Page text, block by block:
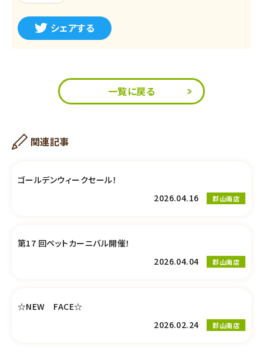
シェアする
一覧に戻る
関連記事
ゴールデンウィークセール！
2026.04.16
郡山南店
第17 回ペットカーニバル開催！
2026.04.04
郡山南店
☆NEW FACE☆
2026.02.24
郡山南店